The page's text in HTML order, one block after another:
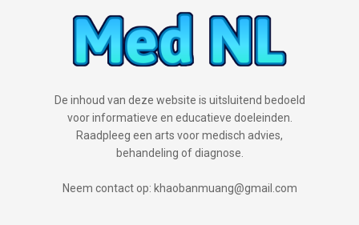
De inhoud van deze website is uitsluitend bedoeld
voor informatieve en educatieve doeleinden.
Raadpleeg een arts voor medisch advies,
behandeling of diagnose.
Neem contact op: khaobanmuang@gmail.com